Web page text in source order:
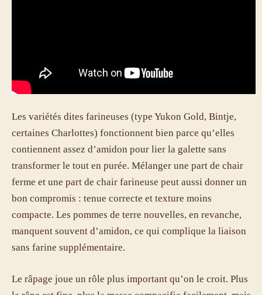
Les variétés dites farineuses (type Yukon Gold, Bintje,
certaines Charlottes) fonctionnent bien parce qu’elles
contiennent assez d’amidon pour lier la galette sans
transformer le tout en purée. Mélanger une part de chair
ferme et une part de chair farineuse peut aussi donner un
bon compromis : tenue correcte et texture moins
compacte. Les pommes de terre nouvelles, en revanche,
manquent souvent d’amidon, ce qui complique la liaison
sans farine supplémentaire.
Le râpage joue un rôle plus important qu’on le croit. Plus